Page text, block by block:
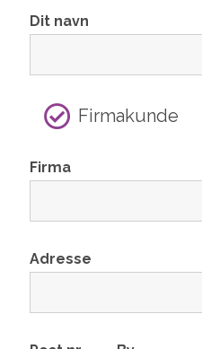
Dit navn
Firmakunde
Firma
Adresse